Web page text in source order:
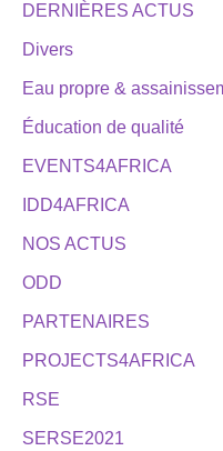
DERNIÈRES ACTUS
Divers
Eau propre &
Éducation de qualité
EVENTS4AFRICA
IDD4AFRICA
NOS ACTUS
ODD
PARTENAIRES
PROJECTS4AFRICA
RSE
SERSE2021